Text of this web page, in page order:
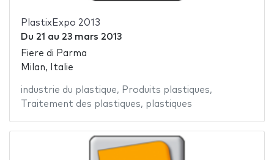
PlastixExpo 2013
Du 21 au 23 mars 2013
Fiere di Parma
Milan, Italie
industrie du plastique, Produits plastiques,
Traitement des plastiques, plastiques